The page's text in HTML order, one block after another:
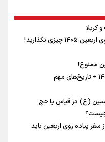
فضای مجازی
رهبر شهید: از تضاد به
روی اربعین
نگذارید!
ممنوع!
حسین (ع) در قیاس با حج
چیست؟
اربعین حسینی ۱۴۰۵ قبل از سفر پیاده روی اربعین باید